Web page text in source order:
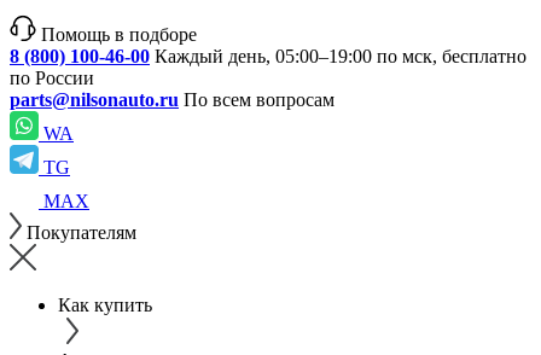
Помощь в подборе
8 (800) 100-46-00 Каждый день, 05:00–19:00 по мск, бесплатно
по России
parts@nilsonauto.ru По всем вопросам
WA
TG
MAX
Покупателям
Как купить